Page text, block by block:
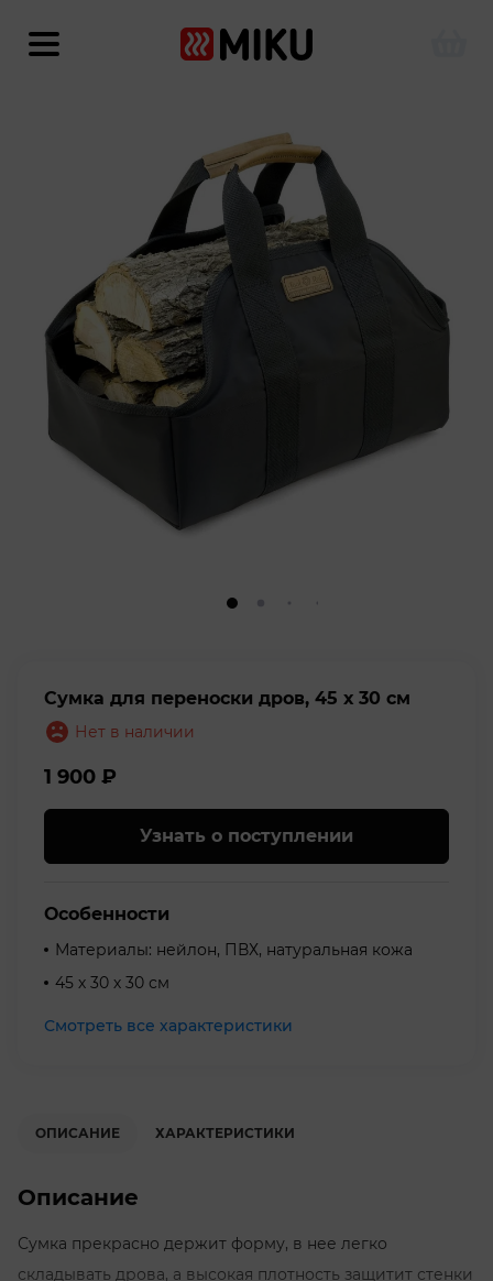
Сумка для переноски дров, 45 х 30 см
Нет в наличии
1 900 ₽
Узнать о поступлении
Особенности
Материалы: нейлон, ПВХ, натуральная кожа
45 х 30 х 30 см
Смотреть все характеристики
ОПИСАНИЕ ХАРАКТЕРИСТИКИ
Описание
Сумка прекрасно держит форму, в нее легко
складывать дрова, а высокая плотность защитит стенки